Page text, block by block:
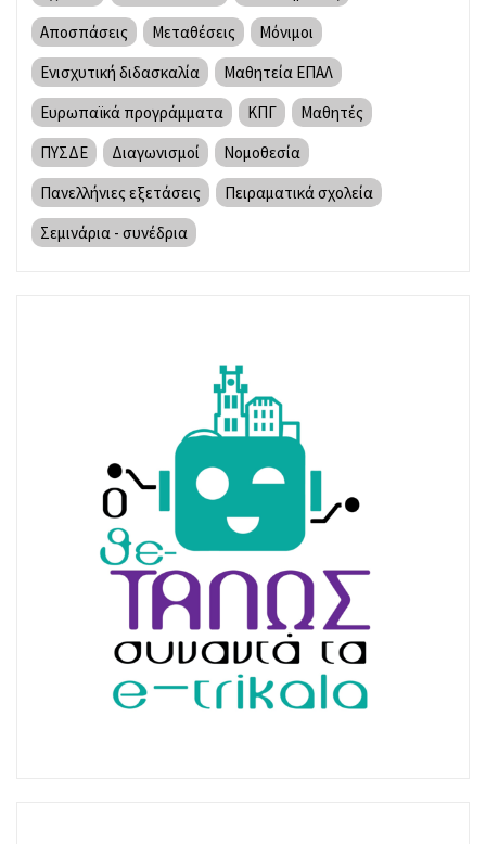
Αποσπάσεις
Μεταθέσεις
Μόνιμοι
Ενισχυτική διδασκαλία
Μαθητεία ΕΠΑΛ
Ευρωπαϊκά προγράμματα
ΚΠΓ
Μαθητές
ΠΥΣΔΕ
Διαγωνισμοί
Νομοθεσία
Πανελλήνιες εξετάσεις
Πειραματικά σχολεία
Σεμινάρια - συνέδρια